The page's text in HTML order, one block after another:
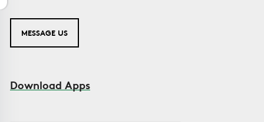
MESSAGE US
Download Apps